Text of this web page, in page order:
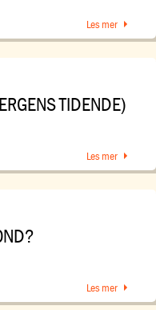
Les mer
TIDENDE)
Les mer
Les mer